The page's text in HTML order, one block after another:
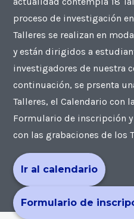
proceso de investigación
Talleres se realizan en
y están dirigidos a
investigadores de nuestra
continuación, se prsenta
Talleres, el Calendario con
Formulario de inscripción y
con las grabaciones de los
Ir al calendario
Formulario de